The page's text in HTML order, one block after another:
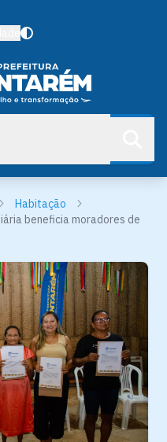
Habitação
beneficia moradores de